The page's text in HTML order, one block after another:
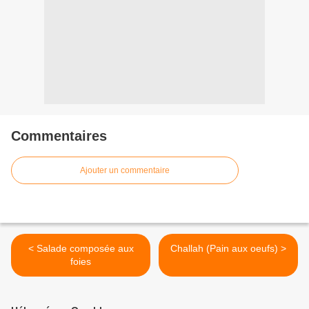
Commentaires
Ajouter un commentaire
< Salade composée aux
foies
Challah (Pain aux oeufs) >